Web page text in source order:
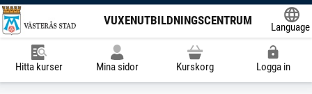
VUXENUTBILDNINGSCENTRUM
Language
Hitta kurser Mina sidor Kurskorg Logga in